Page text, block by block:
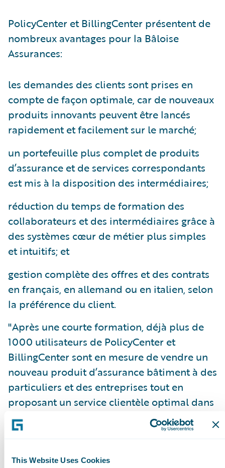
This Website Uses Cookies
PolicyCenter et BillingCenter présentent de
nombreux avantages pour la Bâloise
Assurances:
les demandes des clients sont prises en
compte de façon optimale, car de nouveaux
produits innovants peuvent être lancés
rapidement et facilement sur le marché;
un portefeuille plus complet de produits
d’assurance et de services correspondants
est mis à la disposition des intermédiaires;
réduction du temps de formation des
collaborateurs et des intermédiaires grâce à
des systèmes cœur de métier plus simples
et intuitifs; et
gestion complète des offres et des contrats
en français, en allemand ou en italien, selon
la préférence du client.
"Après une courte formation, déjà plus de
1000 utilisateurs de PolicyCenter et
BillingCenter sont en mesure de vendre un
nouveau produit d’assurance bâtiment à des
particuliers et des entreprises tout en
proposant un service clientèle optimal dans
les processus d’administration et de ventes,"
ajoute Urs Bienz.
"Le lancement du système à la Bâloise